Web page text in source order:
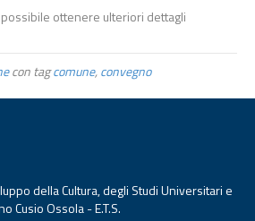
possibile ottenere ulteriori dettagli
con tagcomune,convegno
della Cultura, degli Studi Universitari e
Cusio Ossola - E.T.S.